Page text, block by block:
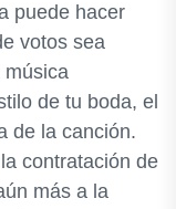
puede hacer
votos sea
música
de tu boda, el
de la canción.
contratación de
más a la